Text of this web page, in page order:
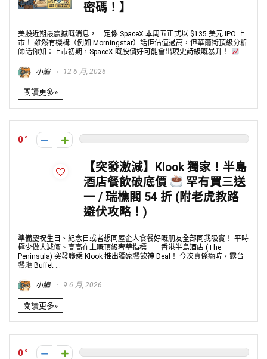
密碼！】
美股近期最震撼嘅消息，一定係 SpaceX 本周五正式以 $135 美元 IPO 上
市！ 雖然有機構（例如 Morningstar）話佢估值過高，但華爾街頂級分析
師話你知：上市初期，SpaceX 嘅股價好可能會出現史詩級嘅暴升！
...
小編 12 6 月, 2026
閱讀更多»
0
【突發激減】Klook 獨家！半島
酒店餐飲破底價
罕有買三送
一 / 瑞樵閣 54 折 (附老虎教路
避伏攻略！)
準備慶祝生日、紀念日或者想同屋企人食餐好嘅朋友全部同我𥄫實！ 平時
極少做大減價、高高在上嘅頂級奢華指標 —— 香港半島酒店 (The
Peninsula) 突發聯乘 Klook 推出獨家餐飲神 Deal！ 今次真係癲咗，露台
餐廳 Buffet ...
小編 9 6 月, 2026
閱讀更多»
0